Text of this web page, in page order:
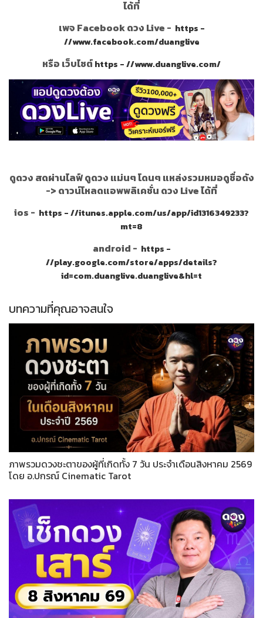
ได้ที่
เพจ Facebook ดวง Live - https -
//www.facebook.com/duanglive
หรือ เว็บไซต์https - //www.duanglive.com/
ดูดวง สดผ่านไลฟ์ ดูดวง แม่นๆ โดนๆ แหล่งรวมหมอดูชื่อดัง
-> ดาวน์โหลดแอพพลิเคชั่น ดวง Live ได้ที่
ios - https - //itunes.apple.com/us/app/id1316349233?
mt=8
android - https -
//play.google.com/store/apps/details?
id=com.duanglive.duanglive&hl=t
บทความที่คุณอาจสนใจ
ภาพรวมดวงชะตาของผู้ที่เกิดทั้ง 7 วัน ประจำเดือนสิงหาคม 2569
โดย อ.ปกรณ์ Cinematic Tarot